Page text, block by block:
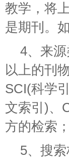
教学，将
是期刊。
4、来
以上的刊
SCI(科学
文索引)、
方的检索；
5、搜